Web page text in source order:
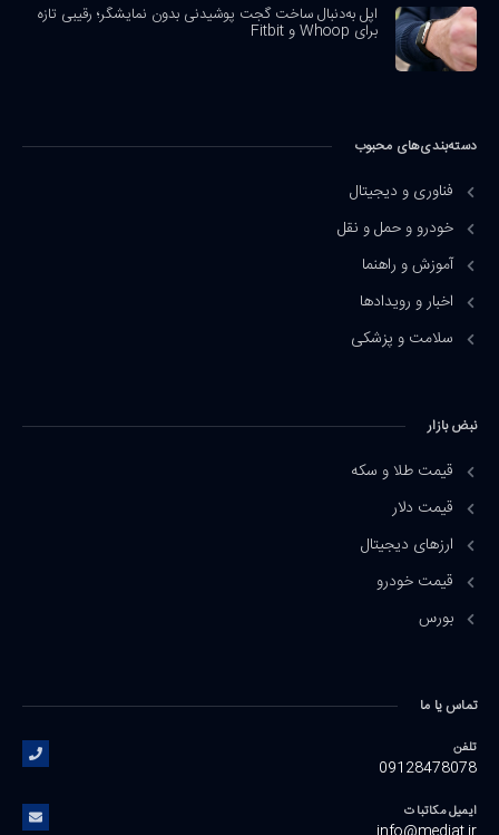
اپل به‌دنبال ساخت گجت پوشیدنی بدون نمایشگر؛ رقیبی تازه
برای Whoop و Fitbit
دسته‌بندی‌های محبوب
فناوری و دیجیتال
خودرو و حمل و نقل
آموزش و راهنما
اخبار و رویدادها
سلامت و پزشکی
نبض بازار
قیمت طلا و سکه
قیمت دلار
ارزهای دیجیتال
قیمت خودرو
بورس
تماس یا ما
تلفن
09128478078
ایمیل مکاتبات